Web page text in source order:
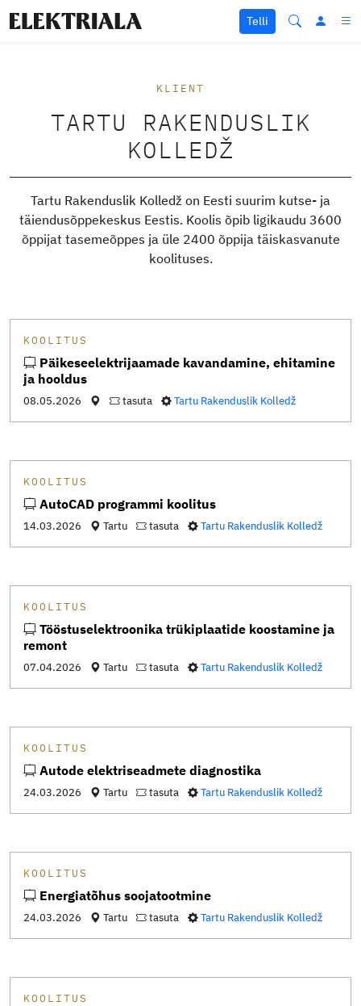
Liigu sisu juurde
Telli
KLIENT
TARTU RAKENDUSLIK
KOLLEDŽ
Tartu Rakenduslik Kolledž on Eesti suurim kutse- ja
täiendusõppekeskus Eestis. Koolis õpib ligikaudu 3600
õppijat tasemeõppes ja üle 2400 õppija täiskasvanute
koolituses.
KOOLITUS
Päikeseelektrijaamade kavandamine, ehitamine
ja hooldus
08.05.2026 tasuta Tartu Rakenduslik Kolledž
KOOLITUS
AutoCAD programmi koolitus
14.03.2026 Tartu tasuta Tartu Rakenduslik Kolledž
KOOLITUS
Tööstuselektroonika trükiplaatide koostamine ja
remont
07.04.2026 Tartu tasuta Tartu Rakenduslik Kolledž
KOOLITUS
Autode elektriseadmete diagnostika
24.03.2026 Tartu tasuta Tartu Rakenduslik Kolledž
KOOLITUS
Energiatõhus soojatootmine
24.03.2026 Tartu tasuta Tartu Rakenduslik Kolledž
KOOLITUS